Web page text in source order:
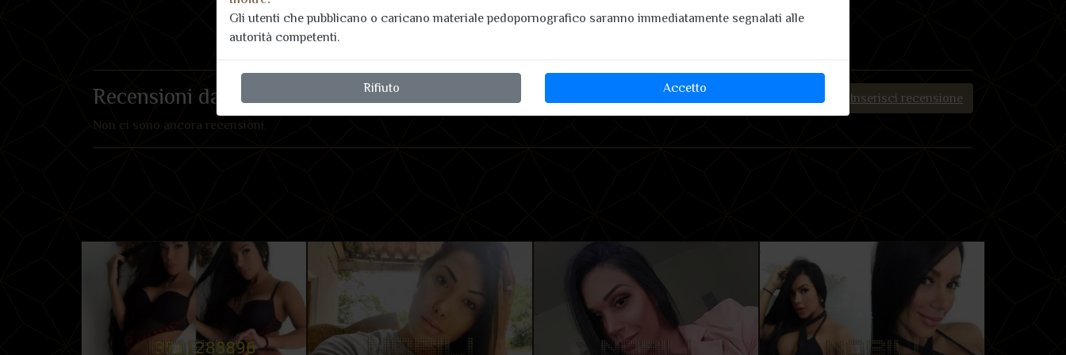
Inserisci recensione
Recensioni dai nostri utenti
Non ci sono ancora recensioni.
Gli utenti che pubblicano o caricano materiale pedopornografico saranno immediatamente segnalati alle
autorità competenti.
Rifiuto Accetto